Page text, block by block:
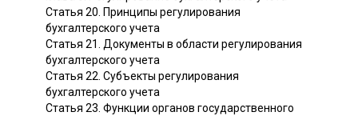
Статья 20. Принципы регулирования
бухгалтерского учета
Статья 21. Документы в области регулирования
бухгалтерского учета
Статья 22. Субъекты регулирования
бухгалтерского учета
Статья 23. Функции органов государственного